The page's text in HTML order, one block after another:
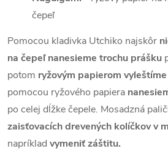
čepeľ
Pomocou kladivka Utchiko najskôr
na čepeľ nanesieme trochu prášku
potom ryžovým papierom
pomocou ryžového papiera
po celej dĺžke čepele. Mosadzná
zaisťovacích drevených kolíčkov v
napríklad vymeniť záštitu.